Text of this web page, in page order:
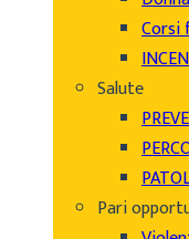
Salute
Pari